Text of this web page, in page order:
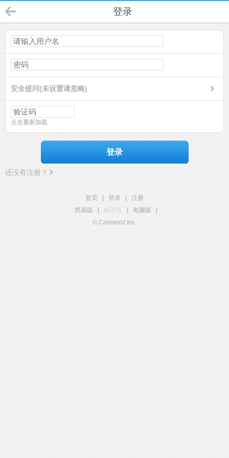
登录
安全提问(未设置请忽略)
点击重新加载
登录
还没有注册？
首页 登录
注册
简易版
触屏版 电脑版
© Comsenz Inc.